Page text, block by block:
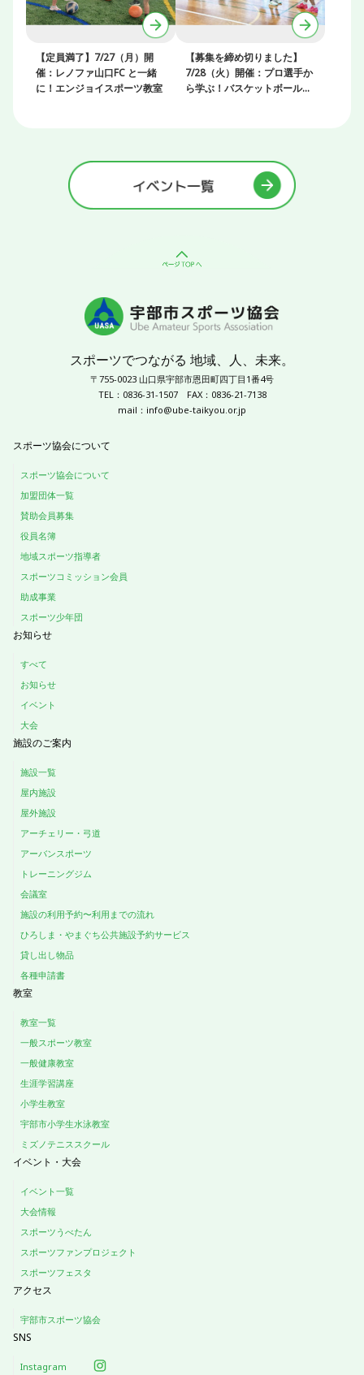
【定員満了】7/27（月）開
催：レノファ山口FC と一緒
に！エンジョイスポーツ教室
【募集を締め切りました】
7/28（火）開催：プロ選手か
ら学ぶ！バスケットボールク
〒755-0023 山口県宇部市恩田町四丁目1番4号
TEL：0836-31-1507FAX：0836-21-7138
mail： info@ube-taikyou.or.jp
スポーツでつながる 地域、人、未来。
スポーツ協会について
スポーツ協会について
加盟団体一覧
賛助会員募集
役員名簿
地域スポーツ指導者
スポーツコミッション会員
助成事業
スポーツ少年団
お知らせ
すべて
お知らせ
イベント
大会
施設のご案内
施設一覧
屋内施設
屋外施設
アーチェリー・弓道
アーバンスポーツ
トレーニングジム
会議室
施設の利用予約〜利用までの流れ
ひろしま・やまぐち公共施設予約サービス
貸し出し物品
各種申請書
教室
教室一覧
一般スポーツ教室
一般健康教室
生涯学習講座
小学生教室
宇部市小学生水泳教室
ミズノテニススクール
イベント・大会
イベント一覧
大会情報
スポーツうべたん
スポーツファンプロジェクト
スポーツフェスタ
アクセス
宇部市スポーツ協会
SNS
Instagram